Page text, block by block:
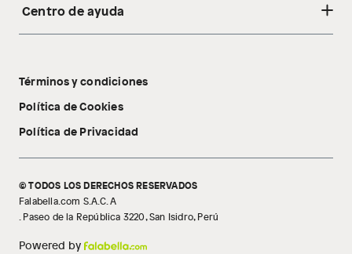
Acerca de nosotros
Tecnología Pillow Walk
Centro de ayuda
Libro de reclamaciones
Términos y condiciones
Política de Cookies
Política de Privacidad
© TODOS LOS DERECHOS RESERVADOS
Falabella.com S.A.C. A
. Paseo de la República 3220, San Isidro, Perú
Powered by